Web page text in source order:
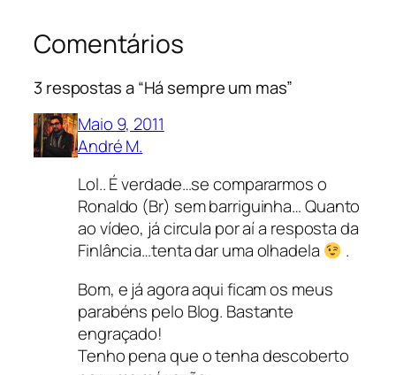
Comentários
3 respostas a “Há sempre um mas”
Maio 9, 2011
André M.
Lol.. É verdade…se compararmos o
Ronaldo (Br) sem barriguinha… Quanto
ao vídeo, já circula por aí a resposta da
Finlância…tenta dar uma olhadela
.
Bom, e já agora aqui ficam os meus
parabéns pelo Blog. Bastante
engraçado!
Tenho pena que o tenha descoberto